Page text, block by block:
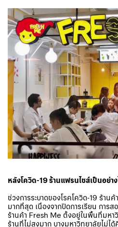
หลังโควิด-19 ร้านแฟรนไชส์เป็นอย่าง
ช่วงการระบาดของโรคโควิด-19 ร้าน
มากที่สุด เนื่องจากปิดการเรียน การ
ร้านค้า Fresh Me ตั้งอยู่ในพื้นที่มห
ร้านที่ไม่สูงมาก บางมหาวิทยาลัยไม่ไ